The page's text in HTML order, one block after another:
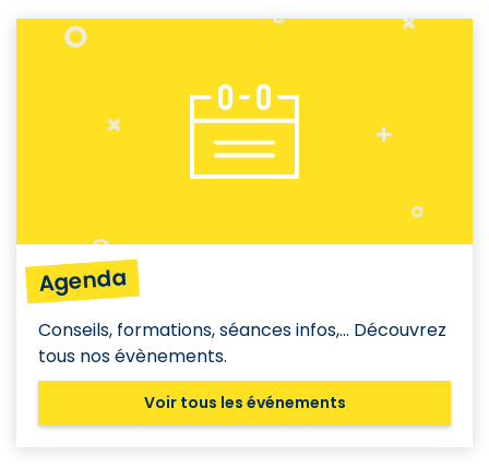
Agenda
Conseils, formations, séances infos,... Découvrez
tous nos évènements.
Voir tous les événements